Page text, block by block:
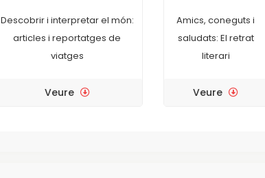
Descobrir i interpretar el món:
articles i reportatges de
viatges
Veure
Amics, coneguts i
saludats: El retrat
literari
Veure